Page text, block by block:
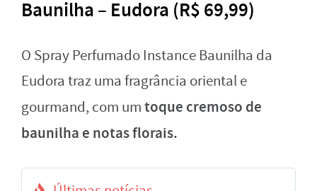
Baunilha – Eudora (R$ 69,99)
O Spray Perfumado Instance Baunilha da
Eudora traz uma fragrância oriental e
gourmand, com umtoque cremoso de
baunilha e notas florais.